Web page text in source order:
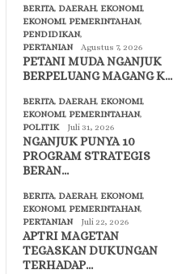
BERITA, DAERAH, EKONOMI,
EKONOMI, PEMERINTAHAN,
PENDIDIKAN,
PERTANIAN
Agustus 7, 2026
PETANI MUDA NGANJUK
BERPELUANG MAGANG K…
BERITA, DAERAH, EKONOMI,
EKONOMI, PEMERINTAHAN,
POLITIK
Juli 31, 2026
NGANJUK PUNYA 10
PROGRAM STRATEGIS
BERAN…
BERITA, DAERAH, EKONOMI,
EKONOMI, PEMERINTAHAN,
PERTANIAN
Juli 22, 2026
APTRI MAGETAN
TEGASKAN DUKUNGAN
TERHADAP…